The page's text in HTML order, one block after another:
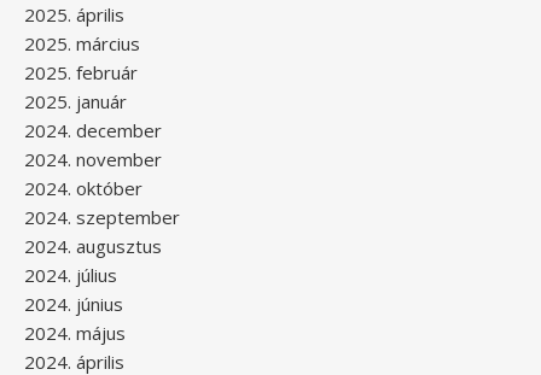
2025. április
2025. március
2025. február
2025. január
2024. december
2024. november
2024. október
2024. szeptember
2024. augusztus
2024. július
2024. június
2024. május
2024. április